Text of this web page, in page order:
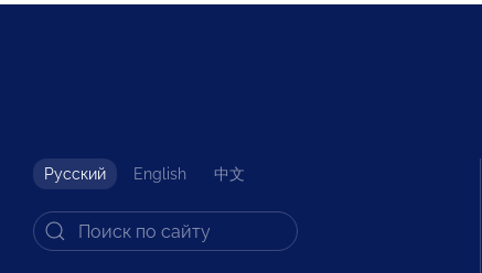
Русский English 中文